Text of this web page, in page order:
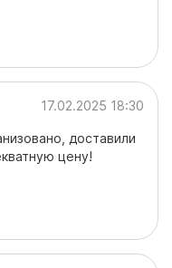
17.02.2025 18:30
доставили
цену!